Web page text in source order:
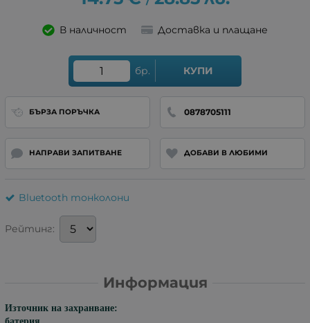
В наличност Доставка и плащане
бр. КУПИ
БЪРЗА ПОРЪЧКА 0878705111
НАПРАВИ ЗАПИТВАНЕ ДОБАВИ В ЛЮБИМИ
Bluetooth тонколони
Рейтинг:
Информация
Източник на захранване: